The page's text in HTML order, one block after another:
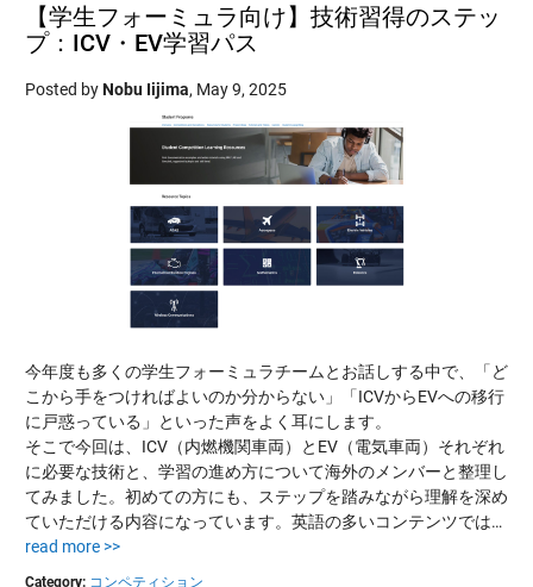
【学生フォーミュラ向け】技術習得のステッ
プ：ICV・EV学習パス
Posted byNobu Iijima, May 9, 2025
今年度も多くの学生フォーミュラチームとお話しする中で、「ど
こから手をつければよいのか分からない」「ICVからEVへの移行
に戸惑っている」といった声をよく耳にします。
そこで今回は、ICV（内燃機関車両）とEV（電気車両）それぞれ
に必要な技術と、学習の進め方について海外のメンバーと整理し
てみました。初めての方にも、ステップを踏みながら理解を深め
ていただける内容になっています。英語の多いコンテンツでは…
read more >>
Category: コンペティション